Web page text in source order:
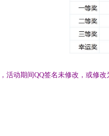
动期间QQ签名未修改，或修改